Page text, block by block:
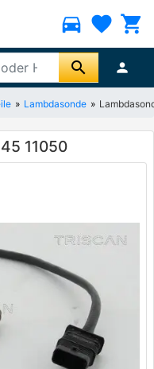
directions_car favorite shopping_cart
search person
Lambdasonde
11050